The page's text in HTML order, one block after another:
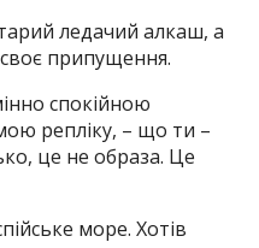
ледачий алкаш, а
припущення.
спокійною
репліку, – що ти –
це не образа. Це
море. Хотів